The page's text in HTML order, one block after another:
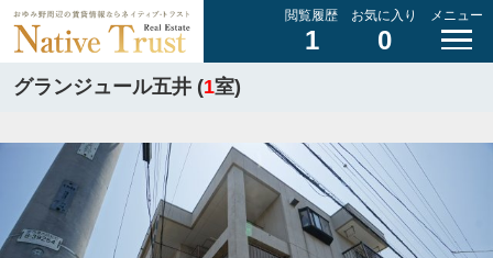
閲覧履歴
1
お気に入り
0
メニュー
グランジュール五井 (1室)